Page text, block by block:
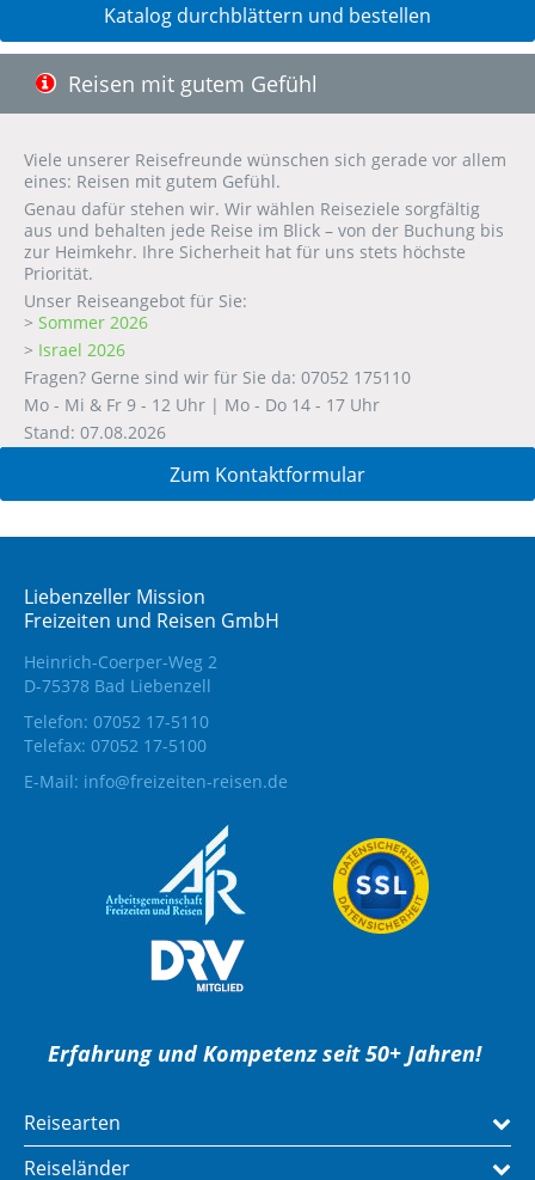
Katalog durchblättern und bestellen
Reisen mit gutem Gefühl
Viele unserer Reisefreunde wünschen sich gerade vor allem
eines: Reisen mit gutem Gefühl.
Genau dafür stehen wir. Wir wählen Reiseziele sorgfältig
aus und behalten jede Reise im Blick – von der Buchung bis
zur Heimkehr. Ihre Sicherheit hat für uns stets höchste
Priorität.
Unser Reiseangebot für Sie:
> Sommer 2026
> Israel 2026
Fragen? Gerne sind wir für Sie da: 07052 175110
Mo - Mi & Fr 9 - 12 Uhr | Mo - Do 14 - 17 Uhr
Stand: 07.08.2026
Zum Kontaktformular
Liebenzeller Mission
Freizeiten und Reisen GmbH
Heinrich-Coerper-Weg 2
D-75378 Bad Liebenzell
Telefon: 07052 17-5110
Telefax: 07052 17-5100
E-Mail: info@freizeiten-reisen.de
Erfahrung und Kompetenz seit 50+ Jahren!
Reisearten
Reiseländer